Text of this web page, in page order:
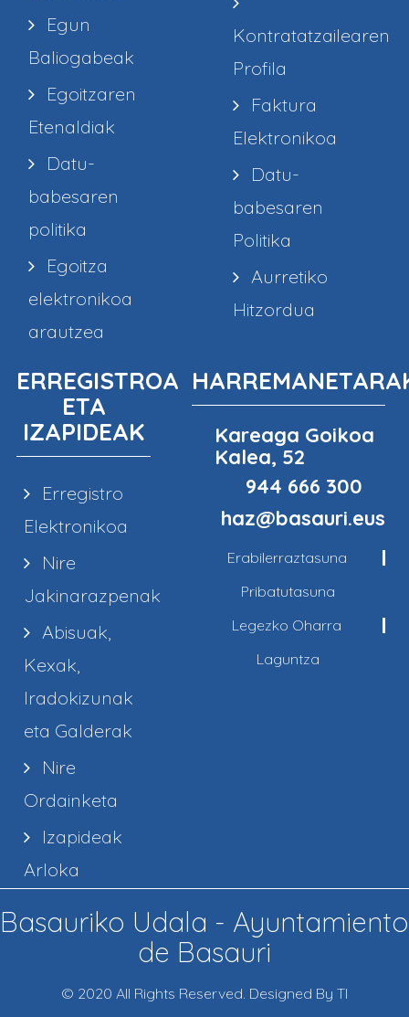
Egun
Baliogabeak
Egoitzaren
Etenaldiak
Datu-
babesaren
politika
Egoitza
elektronikoa
arautzea
Kontratatzailearen
Profila
Faktura
Elektronikoa
Datu-
babesaren
Politika
Aurretiko
Hitzordua
ERREGISTROA
ETA
IZAPIDEAK
Erregistro
Elektronikoa
Nire
Jakinarazpenak
Abisuak,
Kexak,
Iradokizunak
eta Galderak
Nire
Ordainketa
Izapideak
Arloka
Kareaga Goikoa
Kalea, 52
944 666 300
haz@basauri.eus
Erabilerraztasuna
Pribatutasuna
Legezko Oharra
Laguntza
Basauriko Udala - Ayuntamiento
de Basauri
© 2020 All Rights Reserved. Designed By TI